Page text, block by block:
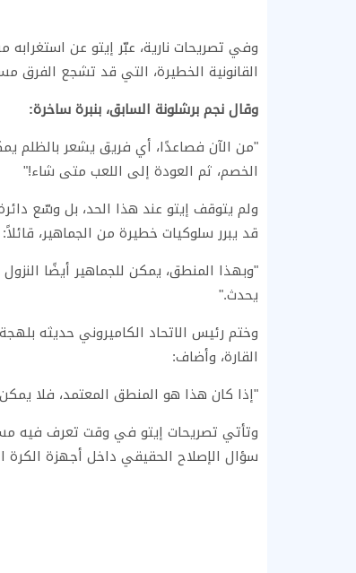
وفي تصريحات نارية، عبّر إيتو عن
القانونية الخطيرة، التي قد تشجع الفرق
وقال نجم برشلونة السابق، بنبرة ساخرة:
"من الآن فصاعدًا، أي فريق يشعر بالظلم
الخصم، ثم العودة إلى اللعب متى شاء!"
ولم يتوقف إيتو عند هذا الحد، بل وسّع
قد يبرر سلوكيات خطيرة من الجماهير، قائلاً:
"وبهذا المنطق، يمكن للجماهير أيضًا
يحدث."
وختم رئيس الاتحاد الكاميروني حديثه
القارة، وأضاف:
"إذا كان هذا هو المنطق المعتمد، فلا
وتأتي تصريحات إيتو في وقت تعرف فيه
سؤال الإصلاح الحقيقي داخل أجهزة الكرة